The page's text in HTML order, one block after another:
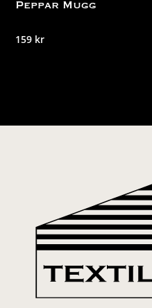
Peppar Mugg
159 kr